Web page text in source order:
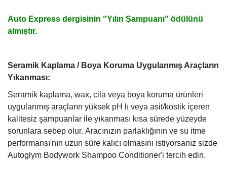
Auto Express dergisinin "Yılın Şampuanı" ödülünü
almıştır.
Seramik Kaplama / Boya Koruma Uygulanmış Araçların
Yıkanması:
Seramik kaplama, wax, cila veya boya koruma ürünleri
uygulanmış araçların yüksek pH lı veya asit/kostik içeren
kalitesiz şampuanlar ile yıkanması kısa sürede yüzeyde
sorunlara sebep olur. Aracınızın parlaklığının ve su itme
performansı'nın uzun süre kalıcı olmasını istiyorsanız sizde
Autoglym Bodywork Shampoo Conditioner'i tercih edin.